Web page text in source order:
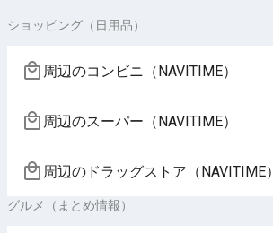
ショッピング（日用品）
周辺のコンビニ（NAVITIME）
周辺のスーパー（NAVITIME）
周辺のドラッグストア（NAVITIME）
グルメ（まとめ情報）